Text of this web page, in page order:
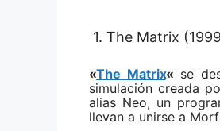
1. The Matrix
«The Matrix« se
simulación creada
alias Neo, un
llevan a unirse a